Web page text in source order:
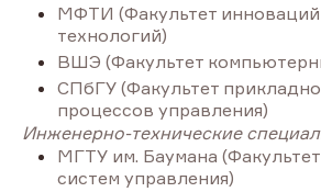
МФТИ (Факультет
технологий)
ВШЭ (Факультет
СПбГУ (Факультет
процессов управления)
Инженерно-технические
МГТУ им. Баумана
систем управления)